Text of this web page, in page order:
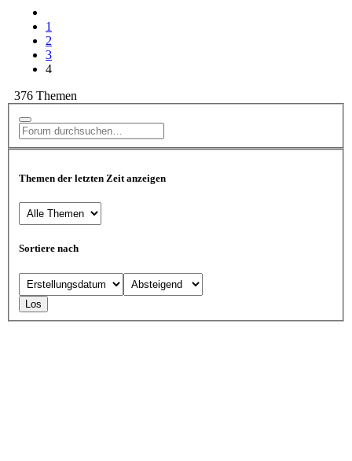
1
2
3
4
376 Themen
Themen der letzten Zeit anzeigen
Sortiere nach